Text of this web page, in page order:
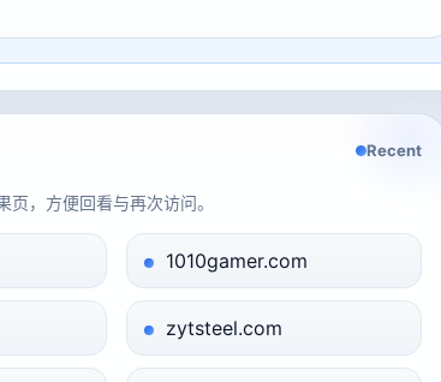
，方便回看与再次访问。
Recent
1010gamer.com
zytsteel.com